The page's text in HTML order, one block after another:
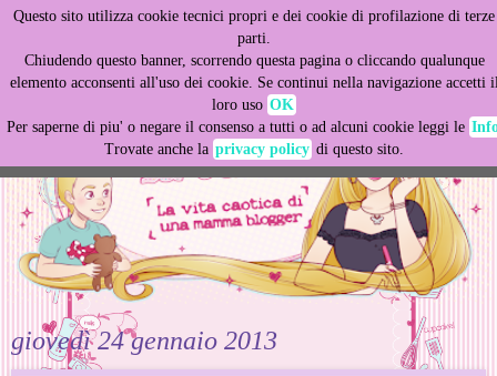
Questo sito utilizza cookie tecnici propri e dei cookie di profilazione di terze
parti.
Chiudendo questo banner, scorrendo questa pagina o cliccando qualunque
elemento acconsenti all'uso dei cookie. Se continui nella navigazione accetti
loro uso OK
Per saperne di piu' o negare il consenso a tutti o ad alcuni cookie leggi le
Trovate anche la privacy policy di questo sito.
giovedì 24 gennaio 2013
This site uses cookies from Google to deliver its services
and to analyze traffic. Your IP address and user-agent are
shared with Google along with performance and security
metrics to ensure quality of service, generate usage
statistics, and to detect and address abuse.
LEARN MORE GOT IT